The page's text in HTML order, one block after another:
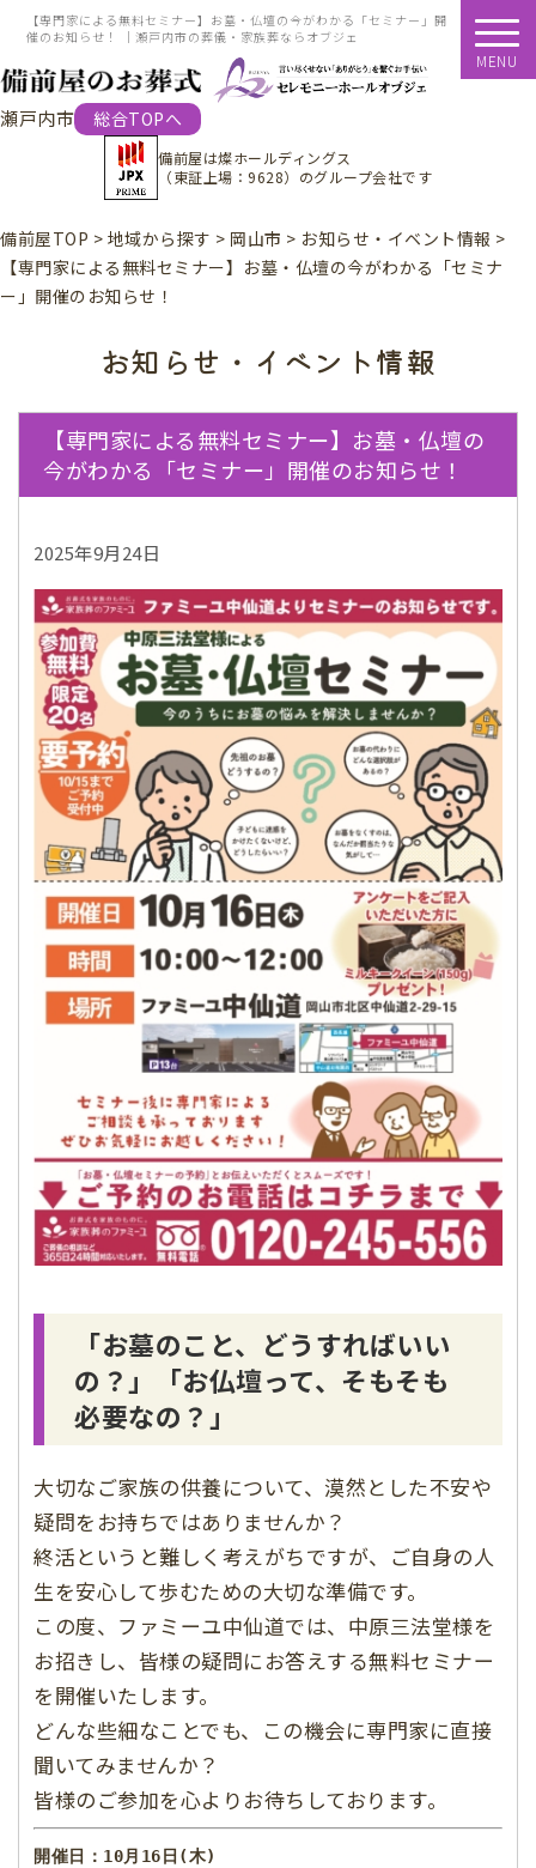
【専門家による無料セミナー】お墓・仏壇の今がわかる「セミナー」開
催のお知らせ！ ｜瀬戸内市の葬儀・家族葬ならオブジェ
総合TOPへ
瀬戸内市
備前屋は燦ホールディングス
（東証上場：9628） のグループ会社です
MENU
備前屋TOP > 地域から探す > 岡山市 > お知らせ・イベント情報 >
【専門家による無料セミナー】お墓・仏壇の今がわかる「セミナ
ー」開催のお知らせ！
お知らせ・イベント情報
【専門家による無料セミナー】お墓・仏壇の
今がわかる「セミナー」開催のお知らせ！
2025年9月24日
「お墓のこと、どうすればいい
の？」「お仏壇って、そもそも
必要なの？」
大切なご家族の供養について、漠然とした不安や
疑問をお持ちではありませんか？
終活というと難しく考えがちですが、ご自身の人
生を安心して歩むための大切な準備です。
この度、ファミーユ中仙道では、中原三法堂様を
お招きし、皆様の疑問にお答えする無料セミナー
を開催いたします。
どんな些細なことでも、この機会に専門家に直接
聞いてみませんか？
皆様のご参加を心よりお待ちしております。
開催日：10月16日(木)